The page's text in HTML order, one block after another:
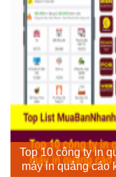
Top 10 công ty in
máy in quảng cáo